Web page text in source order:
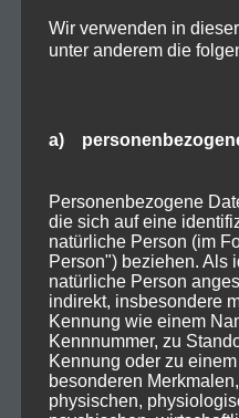
Wir verwenden in
unter anderem die
a)
Personenbezogene
die sich auf eine
natürliche Person (im
Person") beziehen. Als
natürliche Person
indirekt, insbesondere
Kennung wie einem
Kennnummer, zu
Kennung oder zu
besonderen
physischen,